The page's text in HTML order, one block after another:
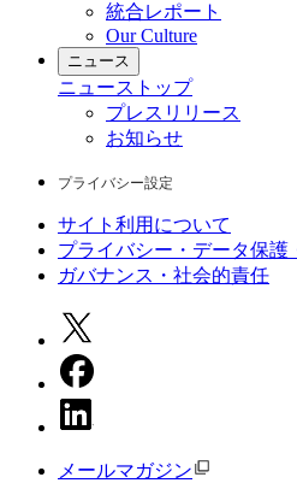
統合レポート
Our Culture
ニュース
ニュース トップ
プレスリリース
お知らせ
プライバシー設定
サイト利用について
プライバシー・データ保護
ガバナンス・社会的責任
メールマガジン